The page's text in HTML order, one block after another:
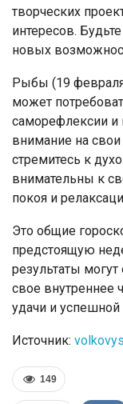
творческих
интересов.
новых
Рыбы (19
может
саморефлексии и
внимание на
стремитесь к
внимательны к
покоя и
Это общие
предстоящую
результаты
свое внутреннее
удачи и
Источник:
149